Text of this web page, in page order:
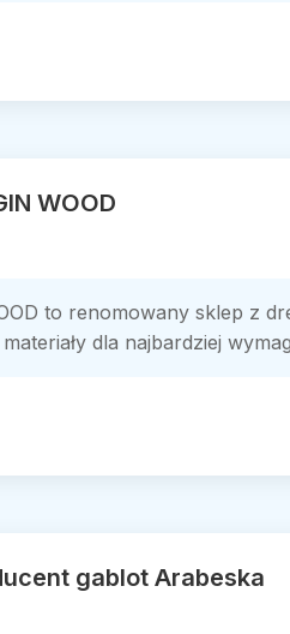
WOOD
to renomowany sklep z
dla najbardziej
gablot Arabeska